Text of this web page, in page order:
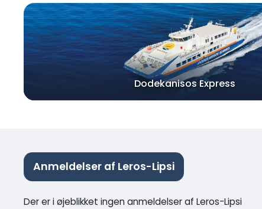
Dodekanisos Express
Anmeldelser af Leros-Lipsi
Der er i øjeblikket ingen anmeldelser af Leros-Lipsi